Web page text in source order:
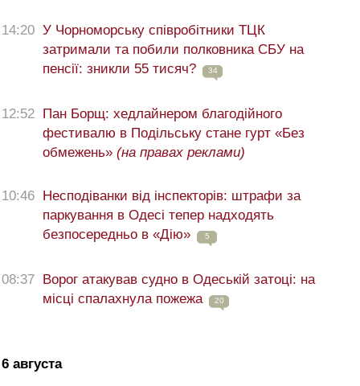
14:20 У Чорноморську співробітники ТЦК
затримали та побили полковника СБУ на
пенсії: зникли 55 тисяч?
34
12:52
Пан Борщ: хедлайнером благодійного
фестивалю в Подільську стане гурт «Без
обмежень» (на правах реклами)
10:46
Несподіванки від інспекторів: штрафи за
паркування в Одесі тепер надходять
безпосередньо в «Дію»
5
08:37
Ворог атакував судно в Одеській затоці: на
місці спалахнула пожежа
20
6 августа